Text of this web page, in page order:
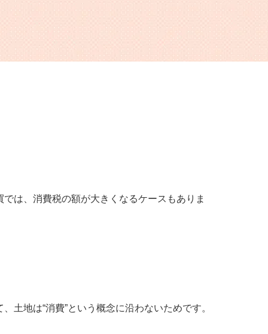
は、消費税の額が大きくなるケースもありま
土地は“消費”という概念に沿わないためです。